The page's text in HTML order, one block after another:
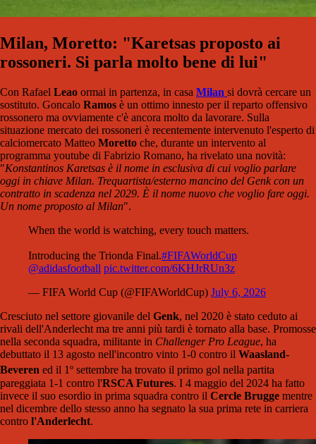
Milan, Moretto: "Karetsas proposto ai
rossoneri. Si parla molto bene di lui"
Con Rafael Leao ormai in partenza, in casa Milan si dovrà cercare un
sostituto. Goncalo Ramos è un ottimo innesto per il reparto offensivo
rossonero ma ovviamente c'è ancora molto da lavorare. Sulla
situazione mercato dei rossoneri è recentemente intervenuto l'esperto di
calciomercato Matteo Moretto che, durante un intervento al
programma youtube di Fabrizio Romano, ha rivelato una novità:
"Konstantinos Karetsas è il nome in esclusiva di cui voglio parlare
oggi in chiave Milan. Trequartista/esterno mancino del Genk con un
contratto in scadenza nel 2029. È il nome nuovo che voglio fare oggi.
Un nome proposto al Milan".
When the world is watching, every touch matters.
Introducing the Trionda Final.#FIFAWorldCup
@adidasfootball pic.twitter.com/6KHJrRUn3z
— FIFA World Cup (@FIFAWorldCup) July 6, 2026
Cresciuto nel settore giovanile del Genk, nel 2020 è stato ceduto ai
rivali dell'Anderlecht ma tre anni più tardi è tornato alla base. Promosse
nella seconda squadra, militante in Challenger Pro League, ha
debuttato il 13 agosto nell'incontro vinto 1-0 contro il Waasland-
Beveren ed il 1º settembre ha trovato il primo gol nella partita
pareggiata 1-1 contro l'RSCA Futures. I 4 maggio del 2024 ha fatto
invece il suo esordio in prima squadra contro il Cercle Brugge mentre
nel dicembre dello stesso anno ha segnato la sua prima rete in carriera
contro l'Anderlecht.